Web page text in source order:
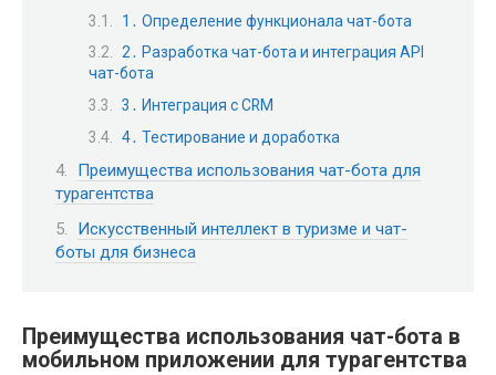
1․ Определение функционала чат-бота
2․ Разработка чат-бота и интеграция API
чат-бота
3․ Интеграция с CRM
4․ Тестирование и доработка
Преимущества использования чат-бота для
турагентства
Искусственный интеллект в туризме и чат-
боты для бизнеса
Преимущества использования чат-бота в
мобильном приложении для турагентства